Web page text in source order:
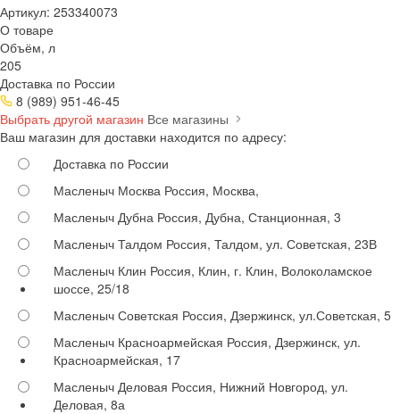
Артикул: 253340073
О товаре
Объём, л
205
Доставка по России
8 (989) 951-46-45
Выбрать другой магазин Все магазины
Ваш магазин для доставки находится по адресу:
Доставка по России
Масленыч Москва Россия, Москва,
Масленыч Дубна Россия, Дубна, Станционная, 3
Масленыч Талдом Россия, Талдом, ул. Советская, 23В
Масленыч Клин Россия, Клин, г. Клин, Волоколамское
шоссе, 25/18
Масленыч Советская Россия, Дзержинск, ул.Советская, 5
Масленыч Красноармейская Россия, Дзержинск, ул.
Красноармейская, 17
Масленыч Деловая Россия, Нижний Новгород, ул.
Деловая, 8а